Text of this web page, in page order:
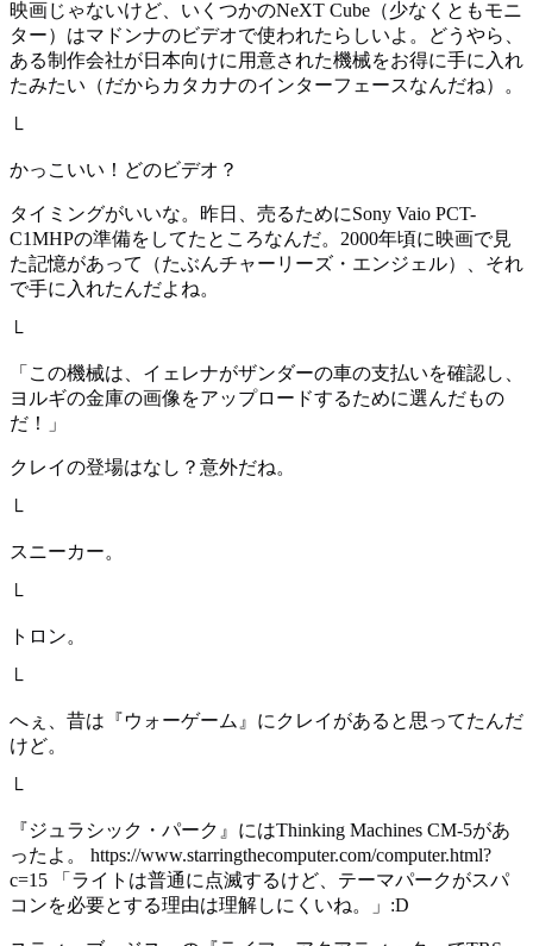
映画じゃないけど、いくつかのNeXT Cube（少なくともモニ
ター）はマドンナのビデオで使われたらしいよ。どうやら、
ある制作会社が日本向けに用意された機械をお得に手に入れ
たみたい（だからカタカナのインターフェースなんだね）。
└
かっこいい！どのビデオ？
タイミングがいいな。昨日、売るためにSony Vaio PCT-
C1MHPの準備をしてたところなんだ。2000年頃に映画で見
た記憶があって（たぶんチャーリーズ・エンジェル）、それ
で手に入れたんだよね。
└
「この機械は、イェレナがザンダーの車の支払いを確認し、
ヨルギの金庫の画像をアップロードするために選んだもの
だ！」
クレイの登場はなし？意外だね。
└
スニーカー。
└
トロン。
└
へぇ、昔は『ウォーゲーム』にクレイがあると思ってたんだ
けど。
└
『ジュラシック・パーク』にはThinking Machines CM-5があ
ったよ。 https://www.starringthecomputer.com/computer.html?
c=15 「ライトは普通に点滅するけど、テーマパークがスパ
コンを必要とする理由は理解しにくいね。」:D